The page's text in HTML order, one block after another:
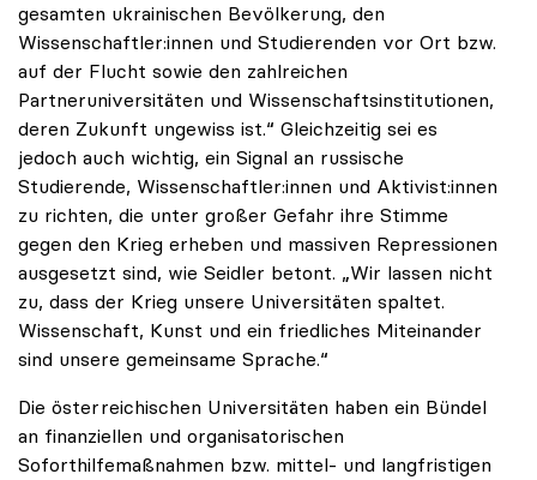
gesamten ukrainischen Bevölkerung, den
Wissenschaftler:innen und Studierenden vor Ort bzw.
auf der Flucht sowie den zahlreichen
Partneruniversitäten und Wissenschaftsinstitutionen,
deren Zukunft ungewiss ist.“ Gleichzeitig sei es
jedoch auch wichtig, ein Signal an russische
Studierende, Wissenschaftler:innen und Aktivist:innen
zu richten, die unter großer Gefahr ihre Stimme
gegen den Krieg erheben und massiven Repressionen
ausgesetzt sind, wie Seidler betont. „Wir lassen nicht
zu, dass der Krieg unsere Universitäten spaltet.
Wissenschaft, Kunst und ein friedliches Miteinander
sind unsere gemeinsame Sprache.“
Die österreichischen Universitäten haben ein Bündel
an finanziellen und organisatorischen
Soforthilfemaßnahmen bzw. mittel- und langfristigen